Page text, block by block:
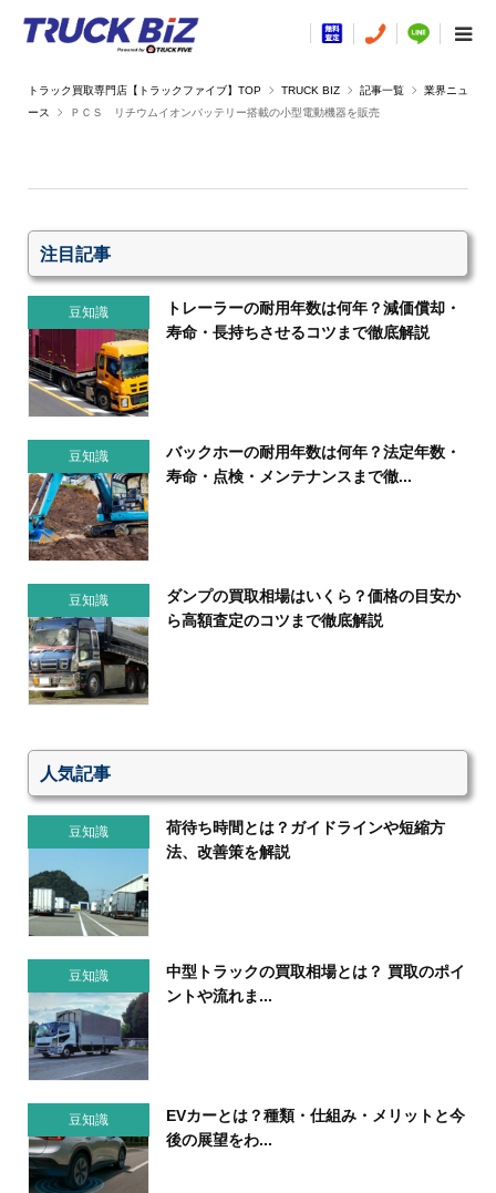
TRUCK BIZ 記事一覧
業界ニュ
ース
ＰＣＳ リチウムイオンバッテリー搭載の小型電動機器を販売
注目記事
豆知識
トレーラーの耐用年数は何年？減価償却・
寿命・長持ちさせるコツまで徹底解説
豆知識
バックホーの耐用年数は何年？法定年数・
寿命・点検・メンテナンスまで徹...
豆知識
ダンプの買取相場はいくら？価格の目安か
ら高額査定のコツまで徹底解説
人気記事
豆知識
荷待ち時間とは？ガイドラインや短縮方
法、改善策を解説
豆知識
中型トラックの買取相場とは？ 買取のポイ
ントや流れま...
豆知識
EVカーとは？種類・仕組み・メリットと今
後の展望をわ...